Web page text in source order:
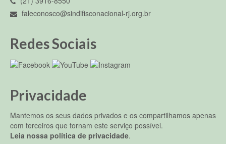
faleconosco@sindifisconacional-rj.org.br
Redes Sociais
Privacidade
Mantemos os seus dados privados e os compartilhamos apenas
com terceiros que tornam este serviço possível.
Leia nossa política de privacidade.